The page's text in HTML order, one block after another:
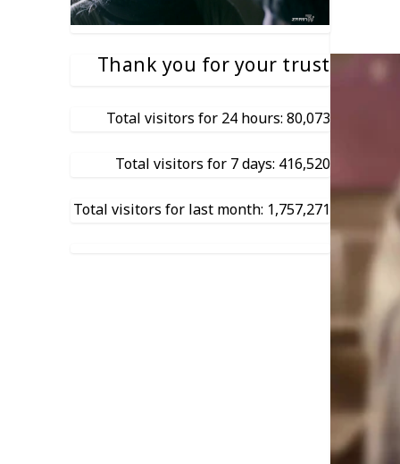
Thank you for your trust
Total visitors for 24 hours: 80,073
Total visitors for 7 days: 416,520
Total visitors for last month: 1,757,271